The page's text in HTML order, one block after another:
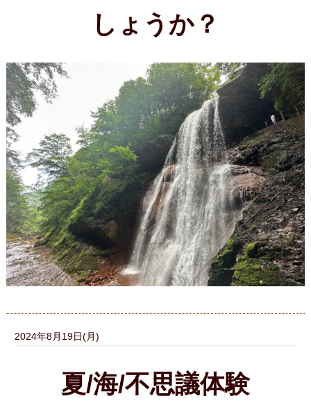
2024年8月19日(月)
夏/海/不思議体験